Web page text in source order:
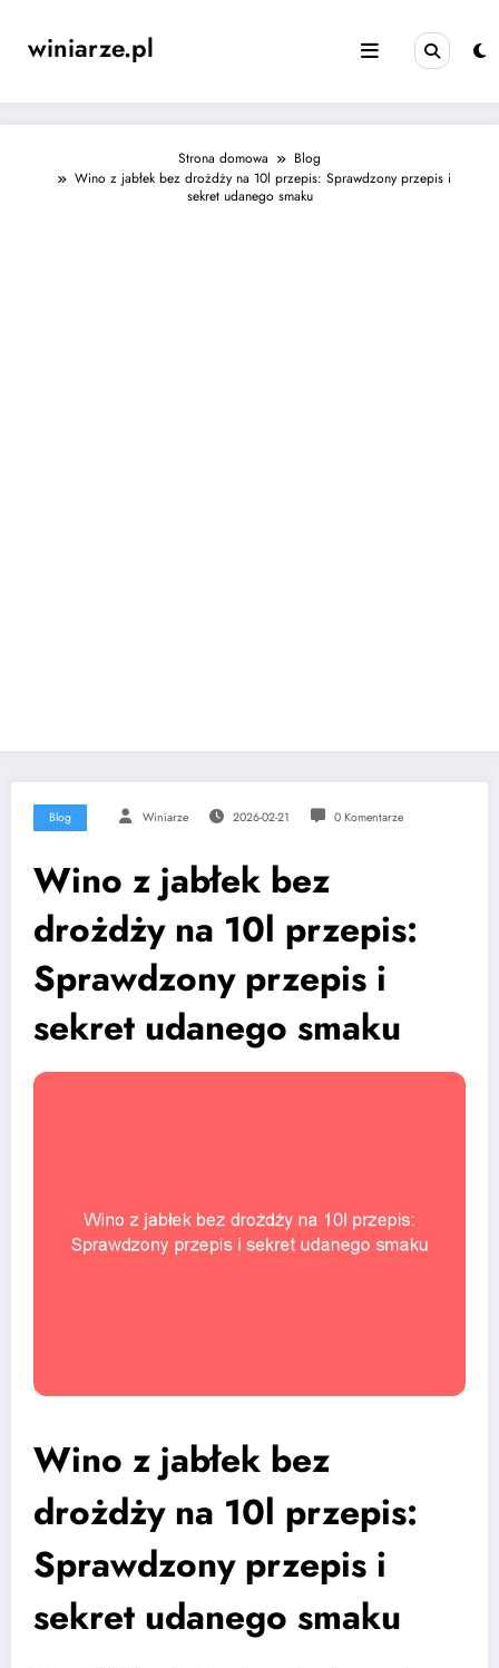
contentwiniarze.pl
Strona domowa
Blog
Wino z jabłek bez drożdży na 10l przepis: Sprawdzony przepis i
sekret udanego smaku
Blog Winiarze 2026-02-21 0 Komentarze
Wino z jabłek bez
drożdży na 10l przepis:
Sprawdzony przepis i
sekret udanego smaku
Wino z jabłek bez
drożdży na 10l przepis:
Sprawdzony przepis i
sekret udanego smaku